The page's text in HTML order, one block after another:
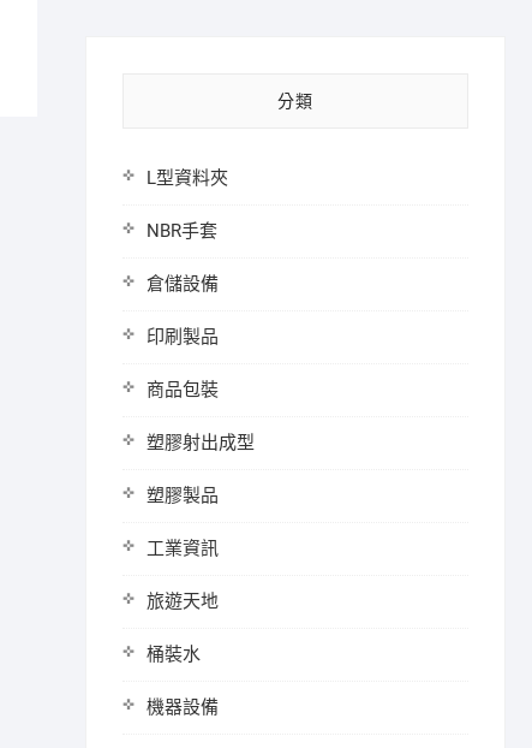
分類
L型資料夾
NBR手套
倉儲設備
印刷製品
商品包裝
塑膠射出成型
塑膠製品
工業資訊
旅遊天地
桶裝水
機器設備